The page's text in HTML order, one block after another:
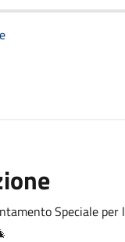
Speciale per